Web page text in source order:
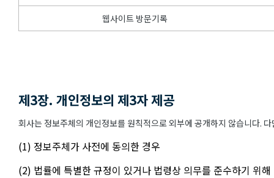
웹사이트 방문기록
제3장. 개인정보의 제3자 제공
회사는 정보주체의 개인정보를 원칙적으로 외부에 공개하지 않습니다.
(1) 정보주체가 사전에 동의한 경우
(2) 법률에 특별한 규정이 있거나 법령상 의무를 준수하기 위